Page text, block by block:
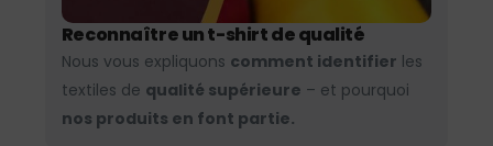
Reconnaître un t-shirt de qualité
Nous vous expliquons comment identifier les
textiles de qualité supérieure – et pourquoi
nos produits en font partie.